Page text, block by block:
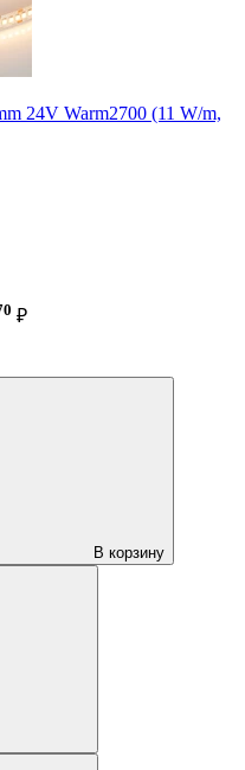
24V Warm2700 (11 W/m,
₽
В корзину